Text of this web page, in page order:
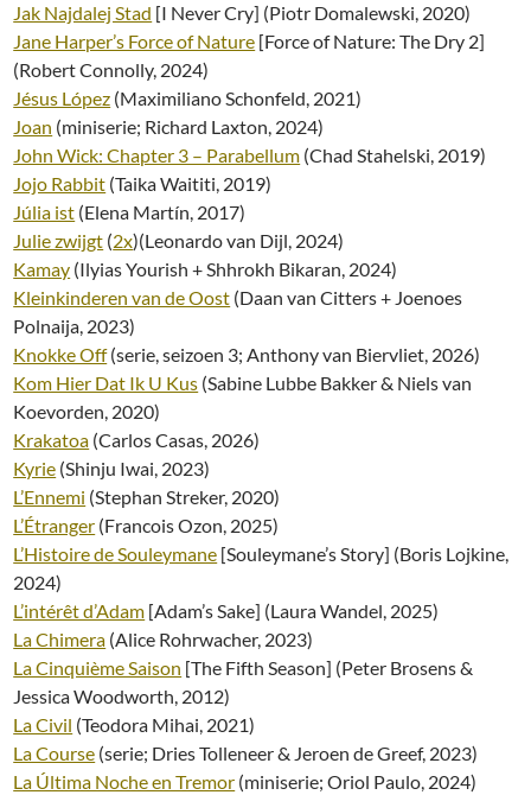
Jak Najdalej Stad [I Never Cry] (Piotr Domalewski, 2020)
Jane Harper’s Force of Nature [Force of Nature: The Dry 2]
(Robert Connolly, 2024)
Jésus López (Maximiliano Schonfeld, 2021)
Joan (miniserie; Richard Laxton, 2024)
John Wick: Chapter 3 – Parabellum (Chad Stahelski, 2019)
Jojo Rabbit (Taika Waititi, 2019)
Júlia ist (Elena Martín, 2017)
Julie zwijgt (2x)(Leonardo van Dijl, 2024)
Kamay (Ilyias Yourish + Shhrokh Bikaran, 2024)
Kleinkinderen van de Oost (Daan van Citters + Joenoes
Polnaija, 2023)
Knokke Off(serie, seizoen 3; Anthony van Biervliet, 2026)
Kom Hier Dat Ik U Kus (Sabine Lubbe Bakker & Niels van
Koevorden, 2020)
Krakatoa (Carlos Casas, 2026)
Kyrie (Shinju Iwai, 2023)
L’Ennemi (Stephan Streker, 2020)
L’Étranger (Francois Ozon, 2025)
L’Histoire de Souleymane [Souleymane’s Story] (Boris Lojkine,
2024)
L’intérêt d’Adam [Adam’s Sake] (Laura Wandel, 2025)
La Chimera (Alice Rohrwacher, 2023)
La Cinquième Saison [The Fifth Season] (Peter Brosens &
Jessica Woodworth, 2012)
La Civil (Teodora Mihai, 2021)
La Course (serie; Dries Tolleneer & Jeroen de Greef, 2023)
La Última Noche en Tremor (miniserie; Oriol Paulo, 2024)